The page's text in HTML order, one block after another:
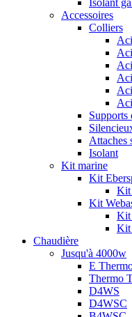
Isolant
Accessoires
Colliers
Supports
Attaches
Isolant
Kit marine
Kit
Kit
Kit
Kit
Kit
Chaudière
Jusqu'à 4000w
E
Thermo
D4WS
D4WSC